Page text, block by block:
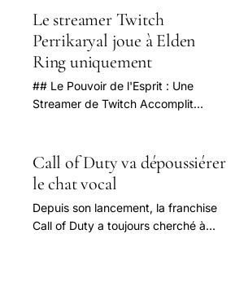
innovants issus.
Le streamer Twitch
Perrikaryal joue à Elden
Ring uniquement
## Le Pouvoir de l'Esprit : Une
Streamer de Twitch Accomplit
Call of Duty va dépoussiérer
le chat vocal
Depuis son lancement, la franchise
Call of Duty a toujours cherché à